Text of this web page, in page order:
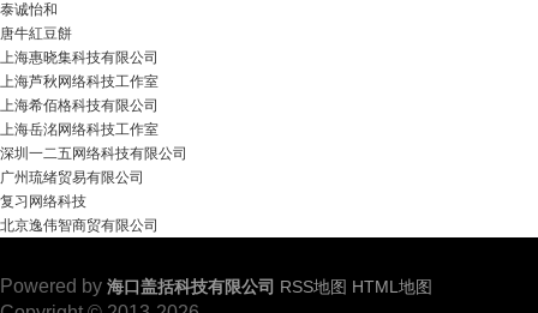
泰诚怡和
唐牛紅豆餅
上海惠晓集科技有限公司
上海芦秋网络科技工作室
上海希佰格科技有限公司
上海岳洺网络科技工作室
深圳一二五网络科技有限公司
广州琉绪贸易有限公司
复习网络科技
北京逸伟智商贸有限公司
Powered by 海口盖括科技有限公司 RSS地图 HTML地图